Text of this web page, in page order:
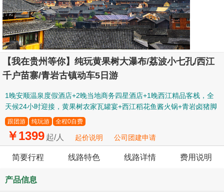
【我在贵州等你】纯玩黄果树大瀑布/荔波小七孔/西江
千户苗寨/青岩古镇动车5日游
1晚安顺温泉度假酒店+2晚当地商务四星酒店+1晚西江精品客栈，全
天候24小时迎接，黄果树农家瓦罐宴+西江稻花鱼酱火锅+青岩卤猪脚
跟团游 纯玩游 全程0自费
￥1399 起/人 起价说明 公司团建申请
简要行程 线路特色 线路详情 费用说明
产品信息